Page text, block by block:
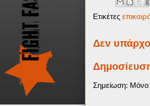
Ετικέτες
Δεν
Σημείωση: Μόνο